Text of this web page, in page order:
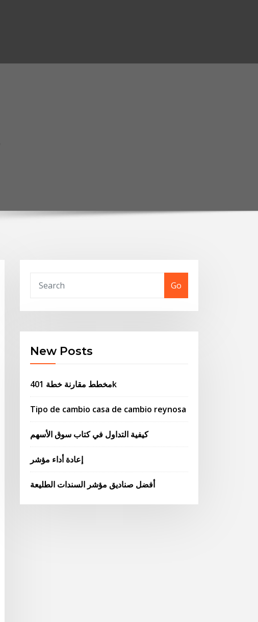
Go
New Posts
مخطط مقارنة خطة 401k
Tipo de cambio casa de cambio reynosa
كيفية التداول في كتاب سوق الأسهم
إعادة أداء مؤشر
أفضل صناديق مؤشر السندات الطليعة